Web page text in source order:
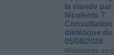
la viande par
féculents ?
Consultation
diététique du
05/08/2026
Webinaires en